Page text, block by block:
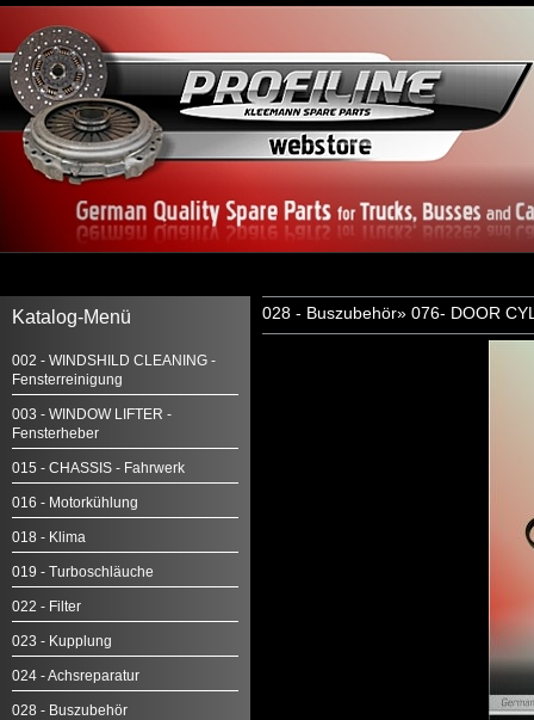
Katalog-Menü
002 - WINDSHILD CLEANING -
Fensterreinigung
003 - WINDOW LIFTER -
Fensterheber
015 - CHASSIS - Fahrwerk
016 - Motorkühlung
018 - Klima
019 - Turboschläuche
022 - Filter
023 - Kupplung
024 - Achsreparatur
028 - Buszubehör
028 - Buszubehör» 076- DOOR